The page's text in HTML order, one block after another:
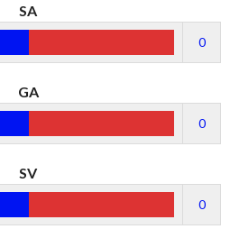
SA
0
GA
0
SV
0